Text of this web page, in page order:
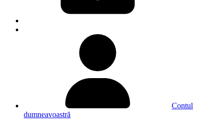
Contul
dumneavoastră